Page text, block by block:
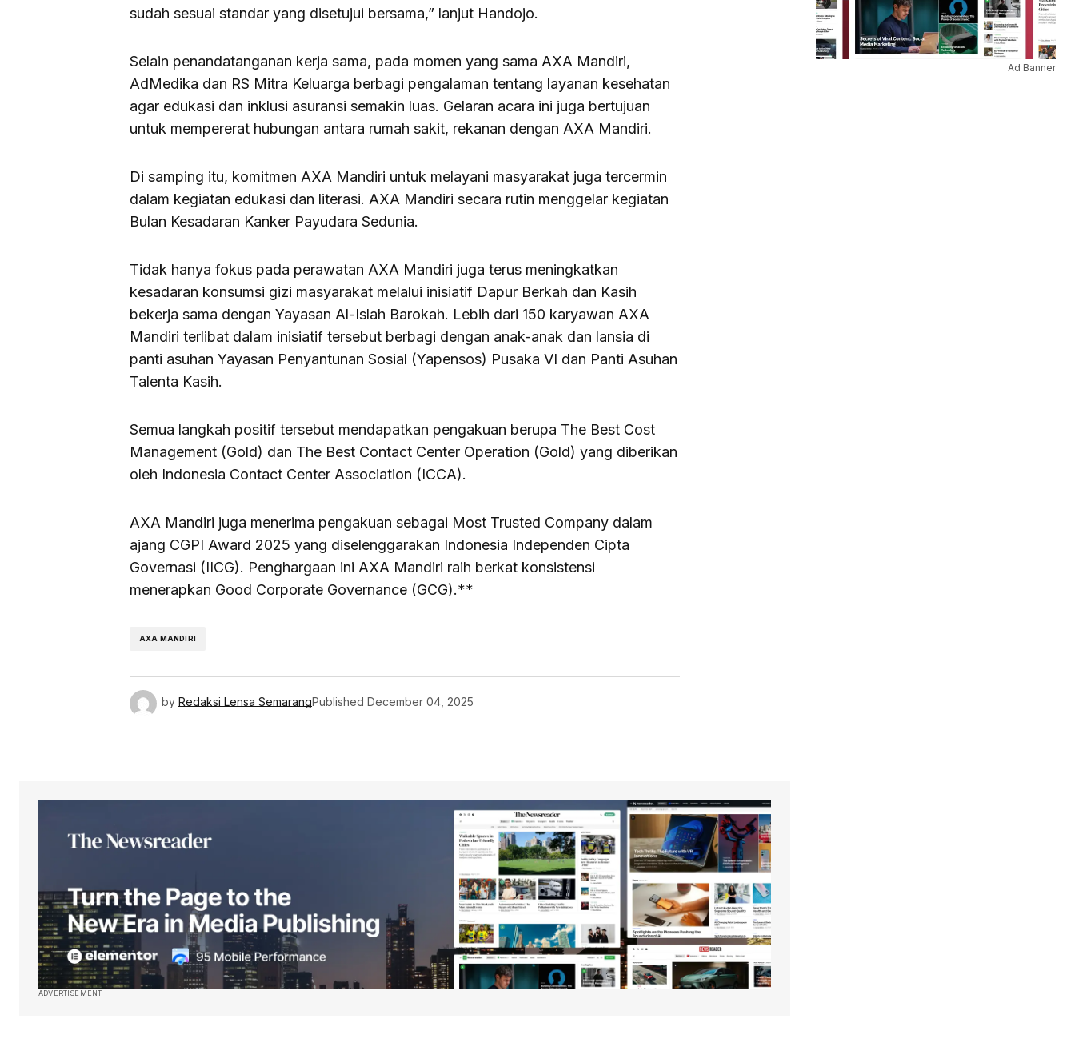
sudah sesuai standar yang disetujui bersama,” lanjut Handojo.
Selain penandatanganan kerja sama, pada momen yang sama AXA Mandiri,
AdMedika dan RS Mitra Keluarga berbagi pengalaman tentang layanan kesehatan
agar edukasi dan inklusi asuransi semakin luas. Gelaran acara ini juga bertujuan
untuk mempererat hubungan antara rumah sakit, rekanan dengan AXA Mandiri.
Di samping itu, komitmen AXA Mandiri untuk melayani masyarakat juga tercermin
dalam kegiatan edukasi dan literasi. AXA Mandiri secara rutin menggelar kegiatan
Bulan Kesadaran Kanker Payudara Sedunia.
Tidak hanya fokus pada perawatan AXA Mandiri juga terus meningkatkan
kesadaran konsumsi gizi masyarakat melalui inisiatif Dapur Berkah dan Kasih
bekerja sama dengan Yayasan Al-Islah Barokah. Lebih dari 150 karyawan AXA
Mandiri terlibat dalam inisiatif tersebut berbagi dengan anak-anak dan lansia di
panti asuhan Yayasan Penyantunan Sosial (Yapensos) Pusaka VI dan Panti Asuhan
Talenta Kasih.
Semua langkah positif tersebut mendapatkan pengakuan berupa The Best Cost
Management (Gold) dan The Best Contact Center Operation (Gold) yang diberikan
oleh Indonesia Contact Center Association (ICCA).
AXA Mandiri juga menerima pengakuan sebagai Most Trusted Company dalam
ajang CGPI Award 2025 yang diselenggarakan Indonesia Independen Cipta
Governasi (IICG). Penghargaan ini AXA Mandiri raih berkat konsistensi
menerapkan Good Corporate Governance (GCG).**
AXA MANDIRI
by Redaksi Lensa SemarangPublished December 04, 2025
ADVERTISEMENT
Ad Banner